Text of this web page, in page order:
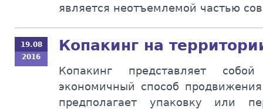
является неотъемлемой частью
19.08
2016
Копакинг на
Копакинг представляет
экономичный способ
предполагает упаковку или